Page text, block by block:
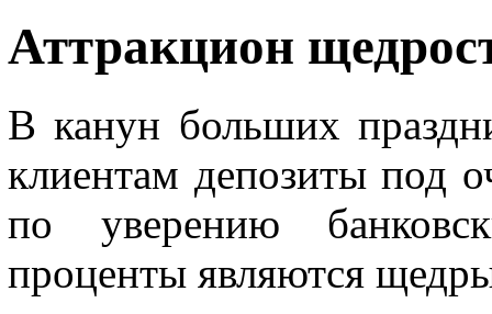
Аттракцион
В канун больших
клиентам депозиты под
по уверению
проценты являются